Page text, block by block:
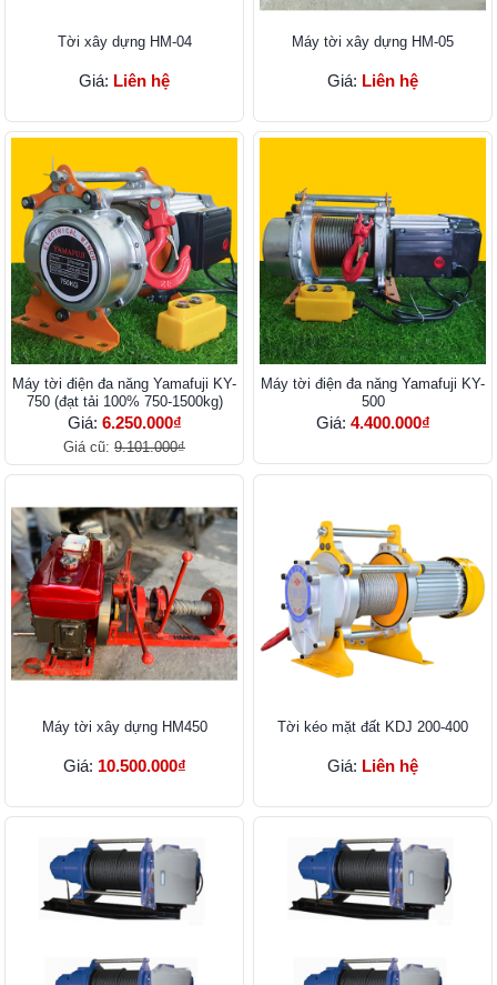
Tời xây dựng HM-04
Giá: Liên hệ
Máy tời xây dựng HM-05
Giá: Liên hệ
Máy tời điện đa năng Yamafuji KY-
750 (đạt tải 100% 750-1500kg)
Giá: 6.250.000₫
Giá cũ: 9.101.000₫
Máy tời điện đa năng Yamafuji KY-
500
Giá: 4.400.000₫
Máy tời xây dựng HM450
Giá: 10.500.000₫
Tời kéo mặt đất KDJ 200-400
Giá: Liên hệ